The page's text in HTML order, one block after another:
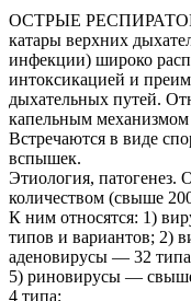
ОСТРЫЕ
катары верхних
инфекции) широко
интоксикацией и
дыхательных путей.
капельным
Встречаются в виде
вспышек.
Этиология,
количеством (свыше
К ним относятся: 1)
типов и вариантов; 2)
аденовирусы — 32
5) риновирусы —
4 типа;